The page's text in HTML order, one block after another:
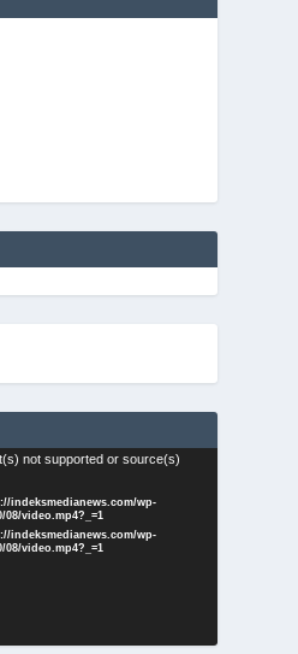
not supported or source(s)
indeksmedianews.com/wp-
08/video.mp4?_=1
indeksmedianews.com/wp-
08/video.mp4?_=1